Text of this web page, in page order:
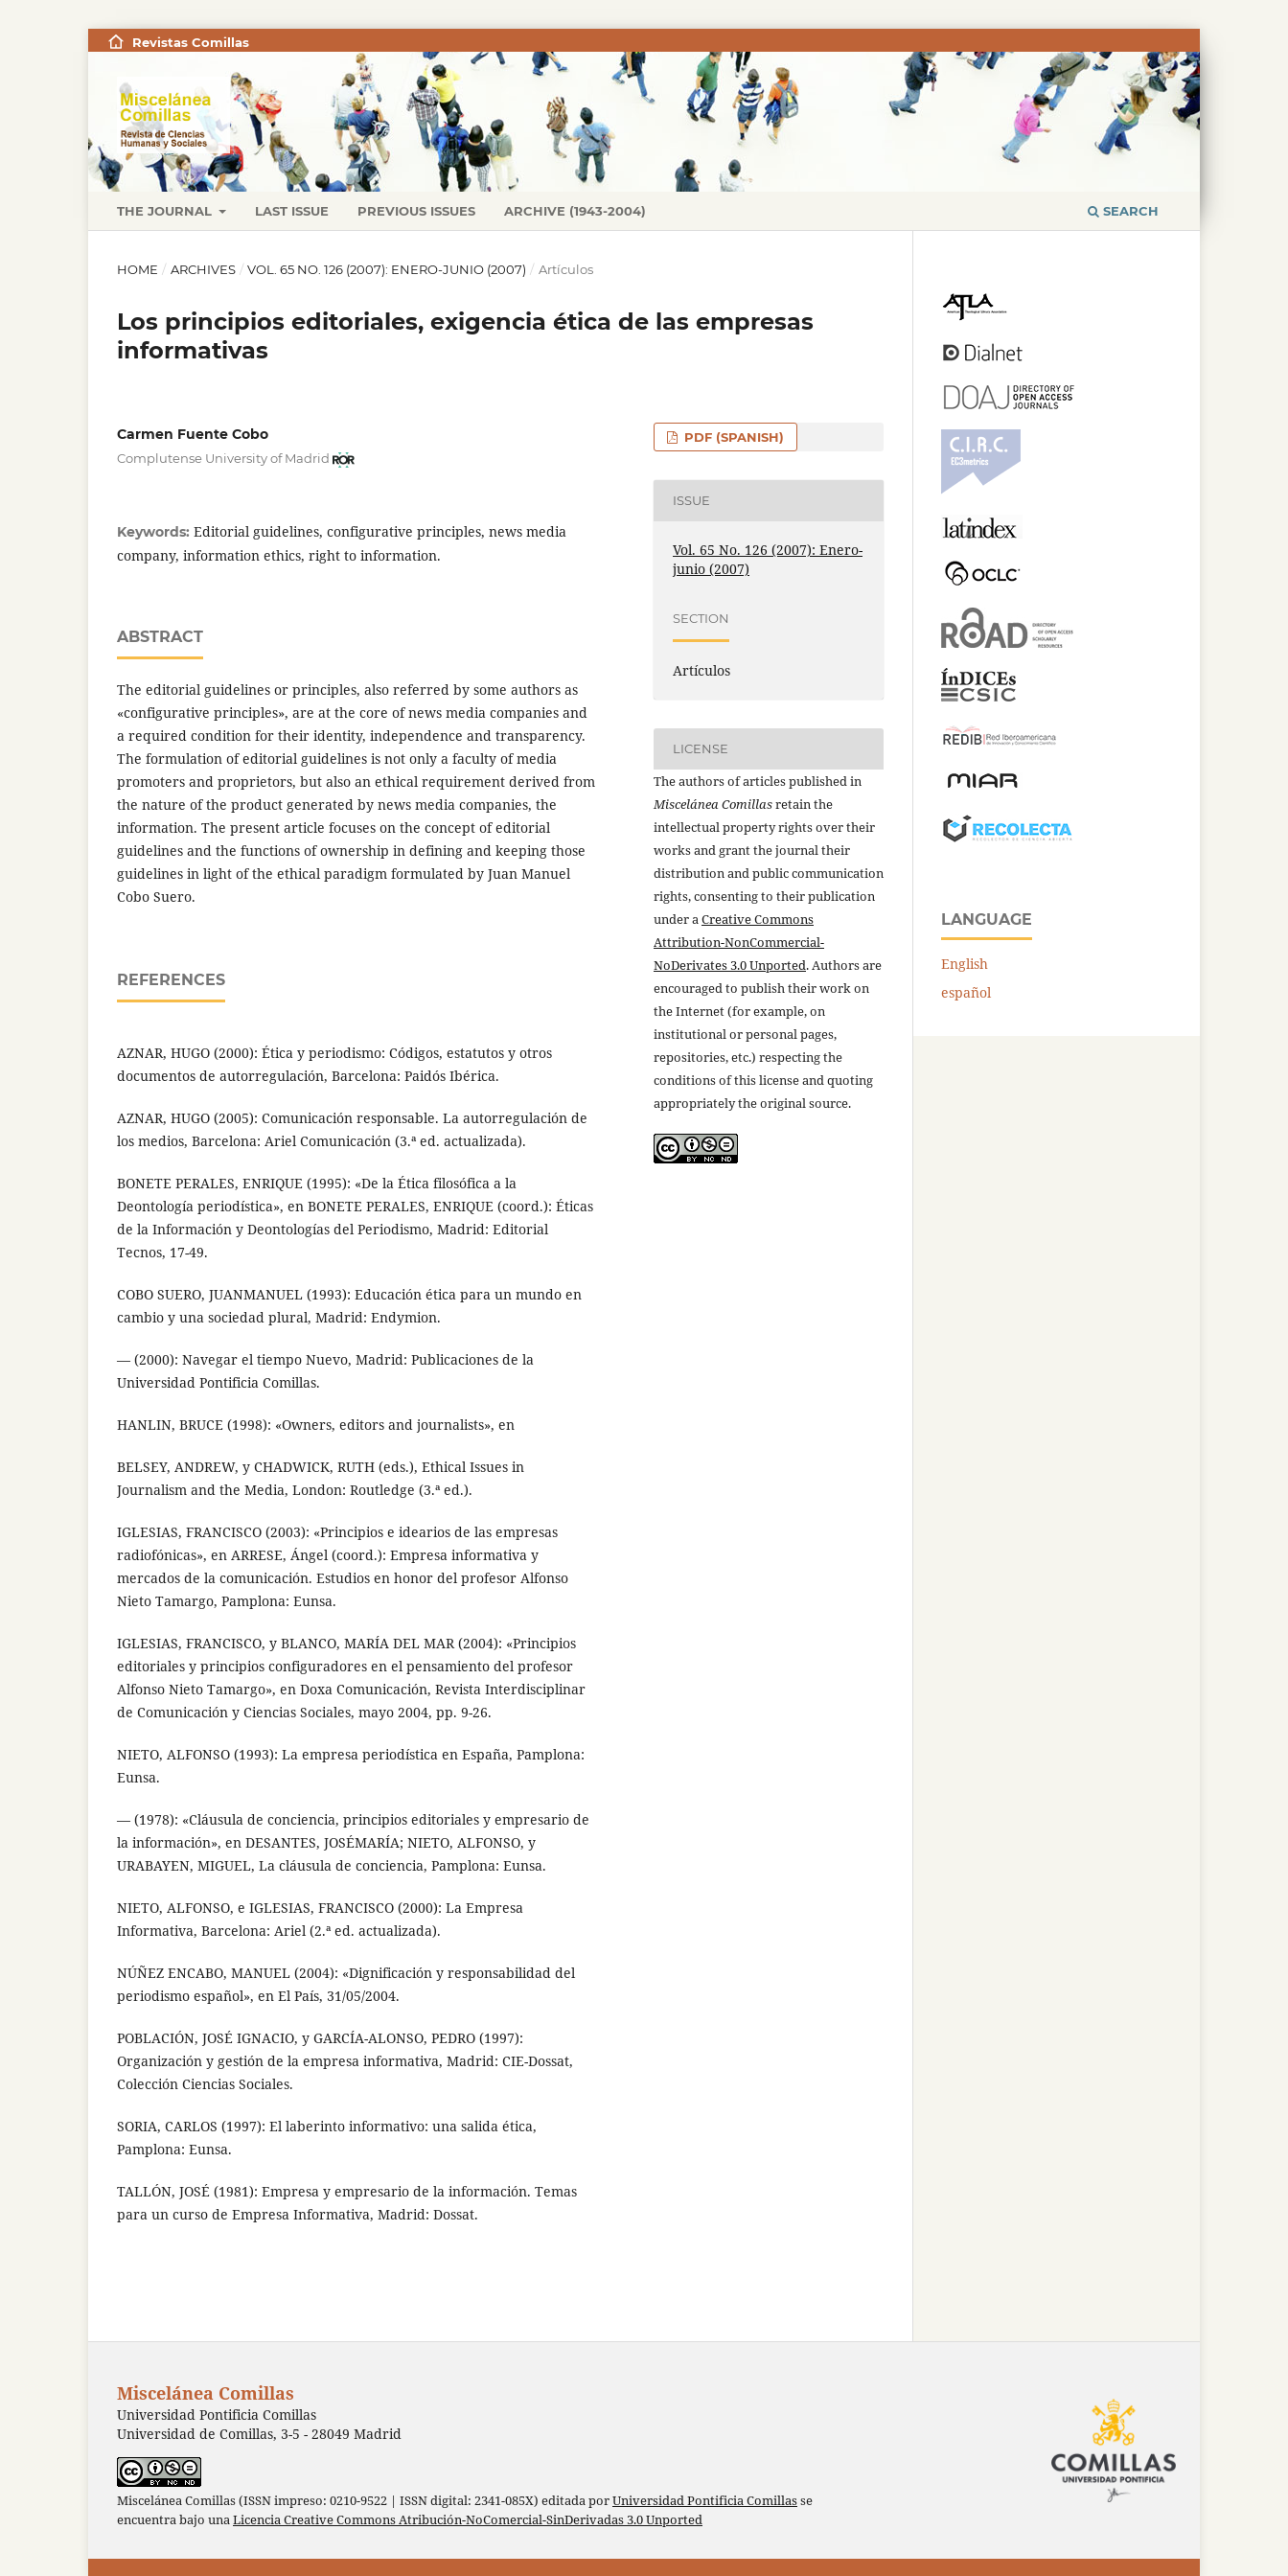
THE JOURNAL LAST ISSUE PREVIOUS ISSUES ARCHIVE (1943-2004) SEARCH
Revistas Comillas
HOME / ARCHIVES / VOL. 65 NO. 126 (2007): ENERO-JUNIO (2007) / Artículos
Los principios editoriales, exigencia ética de las empresas
informativas
Carmen Fuente Cobo
Complutense University of Madrid
Keywords: Editorial guidelines, configurative principles, news media
company, information ethics, right to information.
ABSTRACT
The editorial guidelines or principles, also referred by some authors as
«configurative principles», are at the core of news media companies and
a required condition for their identity, independence and transparency.
The formulation of editorial guidelines is not only a faculty of media
promoters and proprietors, but also an ethical requirement derived from
the nature of the product generated by news media companies, the
information. The present article focuses on the concept of editorial
guidelines and the functions of ownership in defining and keeping those
guidelines in light of the ethical paradigm formulated by Juan Manuel
Cobo Suero.
REFERENCES
AZNAR, HUGO (2000): Ética y periodismo: Códigos, estatutos y otros
documentos de autorregulación, Barcelona: Paidós Ibérica.
AZNAR, HUGO (2005): Comunicación responsable. La autorregulación de
los medios, Barcelona: Ariel Comunicación (3.ª ed. actualizada).
BONETE PERALES, ENRIQUE (1995): «De la Ética filosófica a la
Deontología periodística», en BONETE PERALES, ENRIQUE (coord.): Éticas
de la Información y Deontologías del Periodismo, Madrid: Editorial
Tecnos, 17-49.
COBO SUERO, JUANMANUEL (1993): Educación ética para un mundo en
cambio y una sociedad plural, Madrid: Endymion.
— (2000): Navegar el tiempo Nuevo, Madrid: Publicaciones de la
Universidad Pontificia Comillas.
HANLIN, BRUCE (1998): «Owners, editors and journalists», en
BELSEY, ANDREW, y CHADWICK, RUTH (eds.), Ethical Issues in
Journalism and the Media, London: Routledge (3.ª ed.).
IGLESIAS, FRANCISCO (2003): «Principios e idearios de las empresas
radiofónicas», en ARRESE, Ángel (coord.): Empresa informativa y
mercados de la comunicación. Estudios en honor del profesor Alfonso
Nieto Tamargo, Pamplona: Eunsa.
IGLESIAS, FRANCISCO, y BLANCO, MARÍA DEL MAR (2004): «Principios
editoriales y principios configuradores en el pensamiento del profesor
Alfonso Nieto Tamargo», en Doxa Comunicación, Revista Interdisciplinar
de Comunicación y Ciencias Sociales, mayo 2004, pp. 9-26.
NIETO, ALFONSO (1993): La empresa periodística en España, Pamplona:
Eunsa.
— (1978): «Cláusula de conciencia, principios editoriales y empresario de
la información», en DESANTES, JOSÉMARÍA; NIETO, ALFONSO, y
URABAYEN, MIGUEL, La cláusula de conciencia, Pamplona: Eunsa.
NIETO, ALFONSO, e IGLESIAS, FRANCISCO (2000): La Empresa
Informativa, Barcelona: Ariel (2.ª ed. actualizada).
NÚÑEZ ENCABO, MANUEL (2004): «Dignificación y responsabilidad del
periodismo español», en El País, 31/05/2004.
POBLACIÓN, JOSÉ IGNACIO, y GARCÍA-ALONSO, PEDRO (1997):
Organización y gestión de la empresa informativa, Madrid: CIE-Dossat,
Colección Ciencias Sociales.
SORIA, CARLOS (1997): El laberinto informativo: una salida ética,
Pamplona: Eunsa.
TALLÓN, JOSÉ (1981): Empresa y empresario de la información. Temas
para un curso de Empresa Informativa, Madrid: Dossat.
PDF (SPANISH)
ISSUE
Vol. 65 No. 126 (2007): Enero-
junio (2007)
SECTION
Artículos
LICENSE
The authors of articles published in
Miscelánea Comillasretain the
intellectual property rights over their
works and grant the journal their
distribution and public communication
rights, consenting to their publication
under aCreative Commons
Attribution-NonCommercial-
NoDerivates 3.0 Unported. Authors are
encouraged to publish their work on
the Internet (for example, on
institutional or personal pages,
repositories, etc.) respecting the
conditions of this license and quoting
appropriately the original source.
LANGUAGE
English
español
Miscelánea Comillas
Universidad Pontificia Comillas
Universidad de Comillas, 3-5 - 28049 Madrid
Miscelánea Comillas (ISSN impreso: 0210-9522 | ISSN digital: 2341-085X) editada porUniversidad Pontificia Comillasse
encuentra bajo unaLicencia Creative Commons Atribución-NoComercial-SinDerivadas 3.0 Unported